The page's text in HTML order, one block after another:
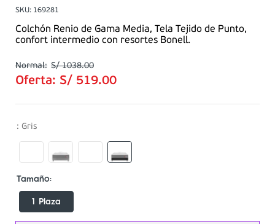
SKU: 169281
Colchón Renio de Gama Media, Tela Tejido de Punto,
confort intermedio con resortes Bonell.
S/ 1038.00
Oferta: S/ 519.00
: Gris
1 Plaza